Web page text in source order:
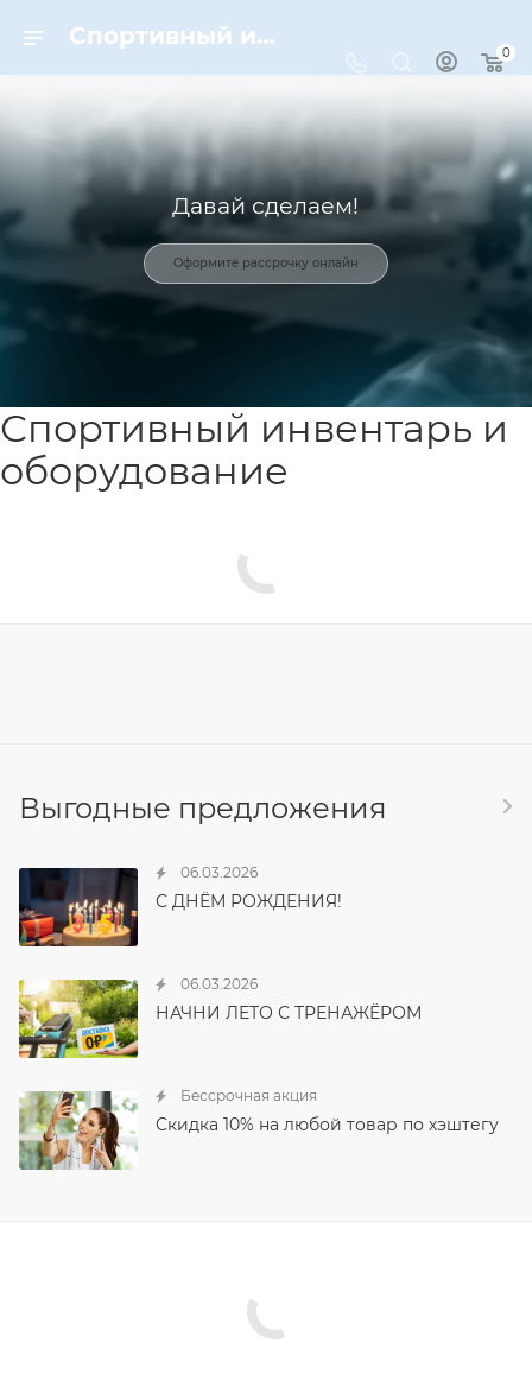
Спортивный инвентарь и оборудование для спорта в Москве | Dynamic-Sport
0
Давай сделаем!
Оформите рассрочку онлайн
Спортивный инвентарь и
оборудование
Выгодные предложения
06.03.2026
С ДНЁМ РОЖДЕНИЯ!
06.03.2026
НАЧНИ ЛЕТО С ТРЕНАЖЁРОМ
Бессрочная акция
Скидка 10% на любой товар по хэштегу